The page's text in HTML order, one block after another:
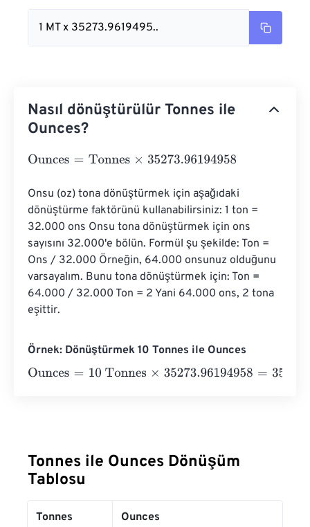
1 MT x 35273.9619495..
Nasıl dönüştürülür Tonnes ile
Ounces?
Ounces= Tonnes×35273.96194958
Onsu (oz) tona dönüştürmek için aşağıdaki
dönüştürme faktörünü kullanabilirsiniz: 1 ton =
32.000 ons Onsu tona dönüştürmek için ons
sayısını 32.000'e bölün. Formül şu şekilde: Ton =
Ons / 32.000 Örneğin, 64.000 onsunuz olduğunu
varsayalım. Bunu tona dönüştürmek için: Ton =
64.000 / 32.000 Ton = 2 Yani 64.000 ons, 2 tona
eşittir.
Örnek: Dönüştürmek 10 Tonnes ile Ounces
Ounces= 10 Tonnes×35273.96194958=
Tonnes ile Ounces Dönüşüm
Tablosu
Tonnes Ounces